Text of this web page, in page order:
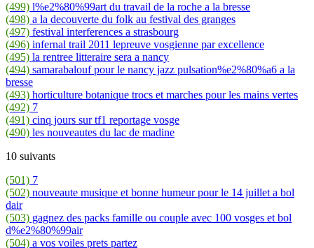
(499) l%e2%80%99art du travail de la roche a la bresse
(498) a la decouverte du folk au festival des granges
(497) festival interferences a strasbourg
(496) infernal trail 2011 lepreuve vosgienne par excellence
(495) la rentree litteraire sera a nancy
(494) samarabalouf pour le nancy jazz pulsation%e2%80%a6 a la
bresse
(493) horticulture botanique trocs et marches pour les mains vertes
(492) 7
(491) cinq jours sur tf1 reportage vosge
(490) les nouveautes du lac de madine
10 suivants
(501) 7
(502) nouveaute musique et bonne humeur pour le 14 juillet a bol
dair
(503) gagnez des packs famille ou couple avec 100 vosges et bol
d%e2%80%99air
(504) a vos voiles prets partez